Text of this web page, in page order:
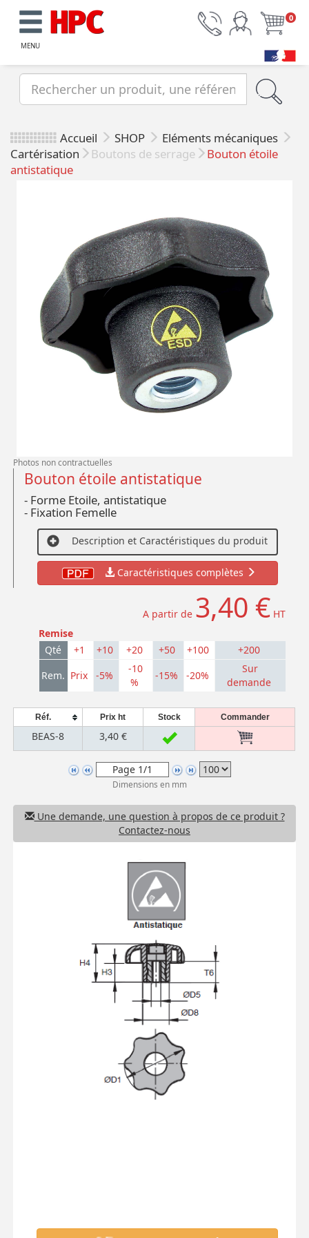
MENU
0
Accueil SHOP
Eléments mécaniques
Cartérisation
Boutons de serrage
Bouton étoile
antistatique
Photos non contractuelles
Bouton étoile antistatique
- Forme Etoile, antistatique
- Fixation Femelle
Description et Caractéristiques du produit
Caractéristiques complètes
A partir de 3,40 € HT
Remise
Qté
+1 +10 +20 +50 +100
+200
Rem. Prix -5%
-10
%
-15% -20%
Sur
demande
Réf. Prix ht Stock Commander
BEAS-8 3,40 €
Dimensions en mm
Une demande, une question à propos de ce produit ?
Contactez-nous